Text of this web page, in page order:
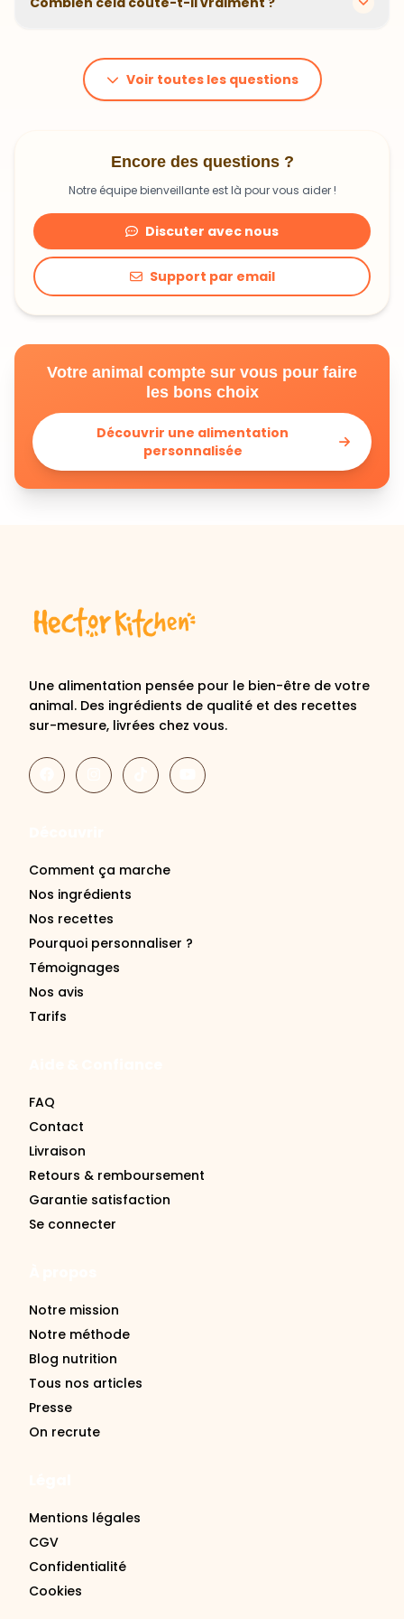
animal. En moyenne, comptez 1,20€ à 1,99€ par jour.
C'est un investissement dans sa santé qui peut vous
faire économiser en frais vétérinaires !
Voir toutes les questions
Encore des questions ?
Notre équipe bienveillante est là pour vous aider !
Discuter avec nous
Support par email
Votre animal compte sur vous pour faire
les bons choix
Découvrir une alimentation
personnalisée
Une alimentation pensée pour le bien-être de votre
animal. Des ingrédients de qualité et des recettes
sur-mesure, livrées chez vous.
Comment ça marche
Nos ingrédients
Nos recettes
Pourquoi personnaliser ?
Témoignages
Nos avis
Tarifs
FAQ
Contact
Livraison
Retours & remboursement
Garantie satisfaction
Se connecter
Notre mission
Notre méthode
Blog nutrition
Tous nos articles
Presse
On recrute
Mentions légales
CGV
Confidentialité
Cookies